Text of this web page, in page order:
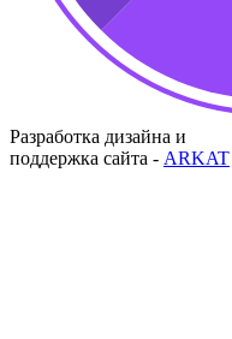
Разработка дизайна и
поддержка сайта - ARKAT